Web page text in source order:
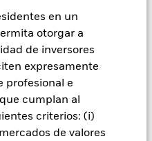
en un
otorgar a
de inversores
expresamente
profesional e
cumplan al
criterios: (i)
de valores
de Inversión” pueden
que los valores de renta fija
de la calificación de
incrementar el nivel de
en ciertos
Ello significa que el
hecho localizado, ya sea
relacionado con la
de los títulos de renta